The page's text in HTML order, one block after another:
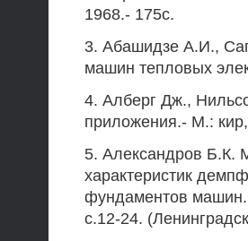
1968.- 175с.
3. Абашидзе А.И.,
машин тепловых
4. Алберг Дж.,
приложения.- М.:
5. Александров Б.К.
характеристик
фундаментов
с.12-24.